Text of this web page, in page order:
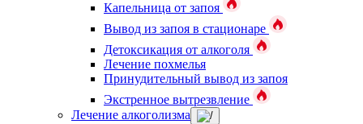
Капельница от запоя
Вывод из запоя в стационаре
Детоксикация от алкоголя
Лечение похмелья
Принудительный вывод из запоя
Экстренное вытрезвление
Лечение алкоголизма